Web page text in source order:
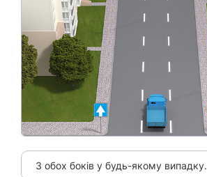
З обох боків у будь-якому випадку.